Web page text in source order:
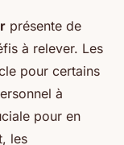
présente de
à relever. Les
pour certains
à
pour en
les